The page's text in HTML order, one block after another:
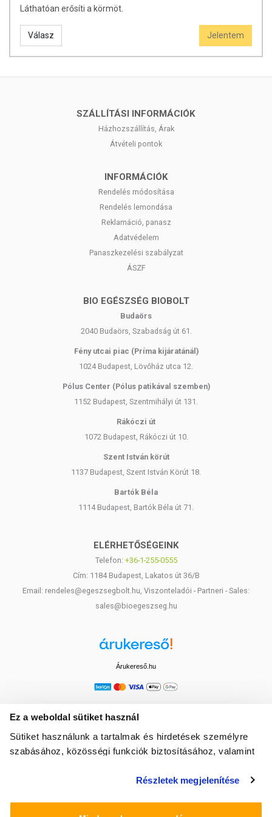
Ez a weboldal sütiket használ
Sütiket használunk a tartalmak és hirdetések személyre
szabásához, közösségi funkciók biztosításához, valamint
média-, hirdető- és elemező partnereinkkel megosztjuk az
Részletek megjelenítése
Láthatóan erősíti a körmöt.
Válasz Jelentem
SZÁLLÍTÁSI INFORMÁCIÓK
Házhozszállítás, Árak
Átvételi pontok
INFORMÁCIÓK
Rendelés módosítása
Rendelés lemondása
Reklamáció, panasz
Adatvédelem
Panaszkezelési szabályzat
ÁSZF
BIO EGÉSZSÉG BIOBOLT
Budaörs
2040 Budaörs, Szabadság út 61.
Fény utcai piac (Príma kijáratánál)
1024 Budapest, Lövőház utca 12.
Pólus Center (Pólus patikával szemben)
1152 Budapest, Szentmihályi út 131.
Rákóczi út
1072 Budapest, Rákóczi út 10.
Szent István körút
1137 Budapest, Szent István Körút 18.
Bartók Béla
1114 Budapest, Bartók Béla út 71.
ELÉRHETŐSÉGEINK
Telefon: +36-1-255-0555
Cím: 1184 Budapest, Lakatos út 36/B
Email: rendeles@egeszsegbolt.hu, Viszonteladói - Partneri - Sales:
sales@bioegeszseg.hu
Árukereső.hu